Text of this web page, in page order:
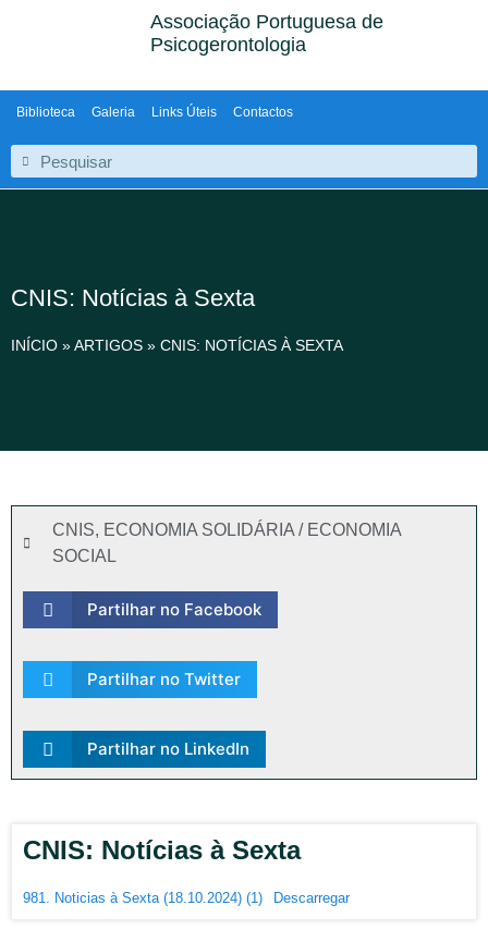
Associação Portuguesa de
Psicogerontologia
Biblioteca Galeria Links Úteis Contactos
CNIS: Notícias à Sexta
INÍCIO »ARTIGOS » CNIS: NOTÍCIAS À SEXTA
CNIS, ECONOMIA SOLIDÁRIA / ECONOMIA
SOCIAL
Partilhar no Facebook
Partilhar no Twitter
Partilhar no LinkedIn
CNIS: Notícias à Sexta
981. Noticias à Sexta (18.10.2024) (1) Descarregar